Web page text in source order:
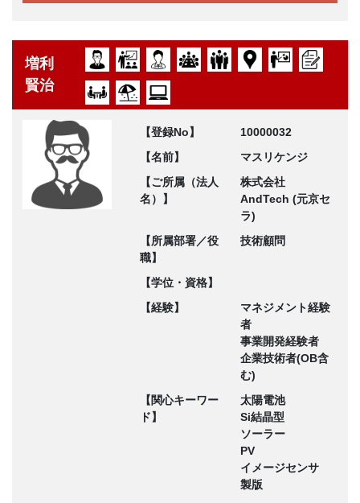
増利
賢治
【登録No】
10000032
【名前】
マスリケンジ
【ご所属（法人
名）】
株式会社
AndTech (元京セ
ラ)
【所属部署／役
職】
技術顧問
【学位・資格】
【経験】
マネジメント経験
者
事業開発経験者
企業技術者(OB含
む)
【関心キーワー
ド】
太陽電池
Si結晶型
ソーラー
PV
イメージセンサ
製版